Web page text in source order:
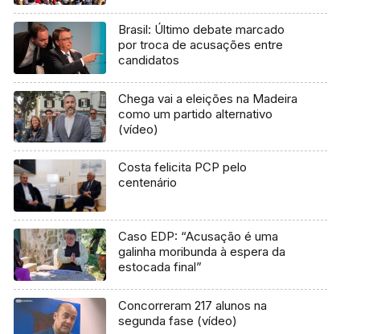
Brasil: Último debate marcado
por troca de acusações entre
candidatos
Chega vai a eleições na Madeira
como um partido alternativo
(vídeo)
Costa felicita PCP pelo
centenário
Caso EDP: “Acusação é uma
galinha moribunda à espera da
estocada final”
Concorreram 217 alunos na
segunda fase (vídeo)